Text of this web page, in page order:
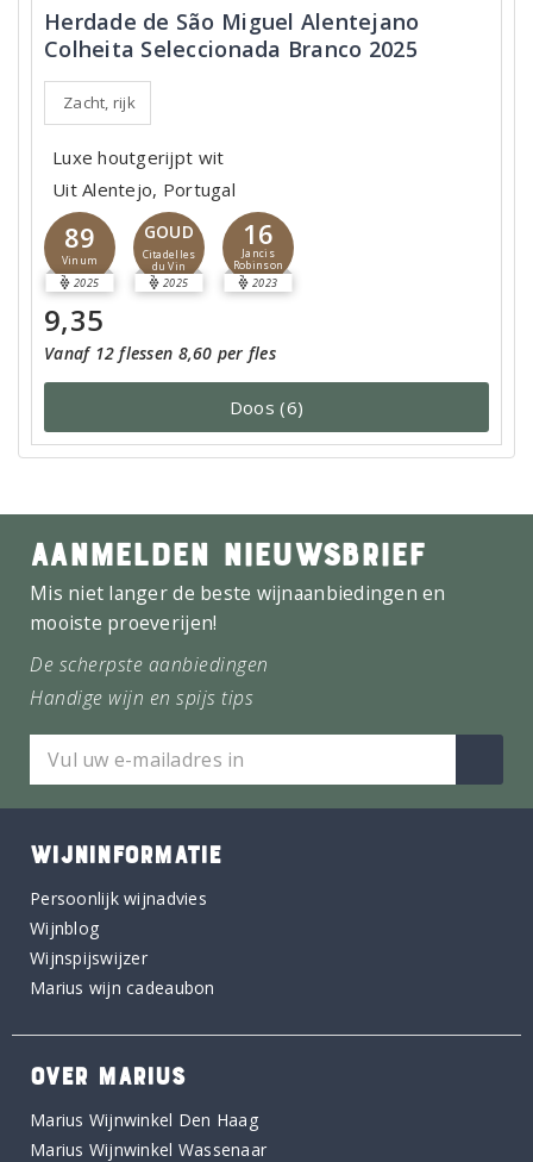
Herdade de São Miguel Alentejano
Colheita Seleccionada Branco 2025
Zacht, rijk
Luxe houtgerijpt wit
Uit Alentejo, Portugal
89
Vinum
2025
GOUD
Citadelles
du Vin
2025
16
Jancis
Robinson
2023
9,35
Vanaf 12 flessen 8,60 per fles
Doos (6)
AANMELDEN NIEUWSBRIEF
Mis niet langer de beste wijnaanbiedingen en
mooiste proeverijen!
De scherpste aanbiedingen
Handige wijn en spijs tips
WIJNINFORMATIE
Persoonlijk wijnadvies
Wijnblog
Wijnspijswijzer
Marius wijn cadeaubon
OVER MARIUS
Marius Wijnwinkel Den Haag
Marius Wijnwinkel Wassenaar